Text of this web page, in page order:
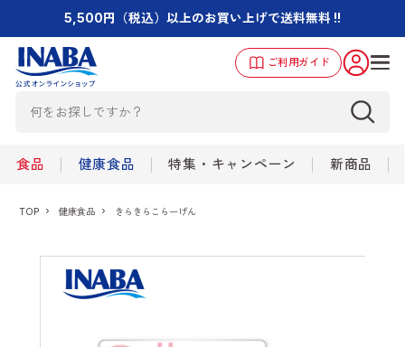
5,500円（税込）以上のお買い上げで送料無料 !!
ご利用ガイド
食品 健康食品 特集・キャンペーン 新商品
TOP 健康食品 きらきらこらーげん